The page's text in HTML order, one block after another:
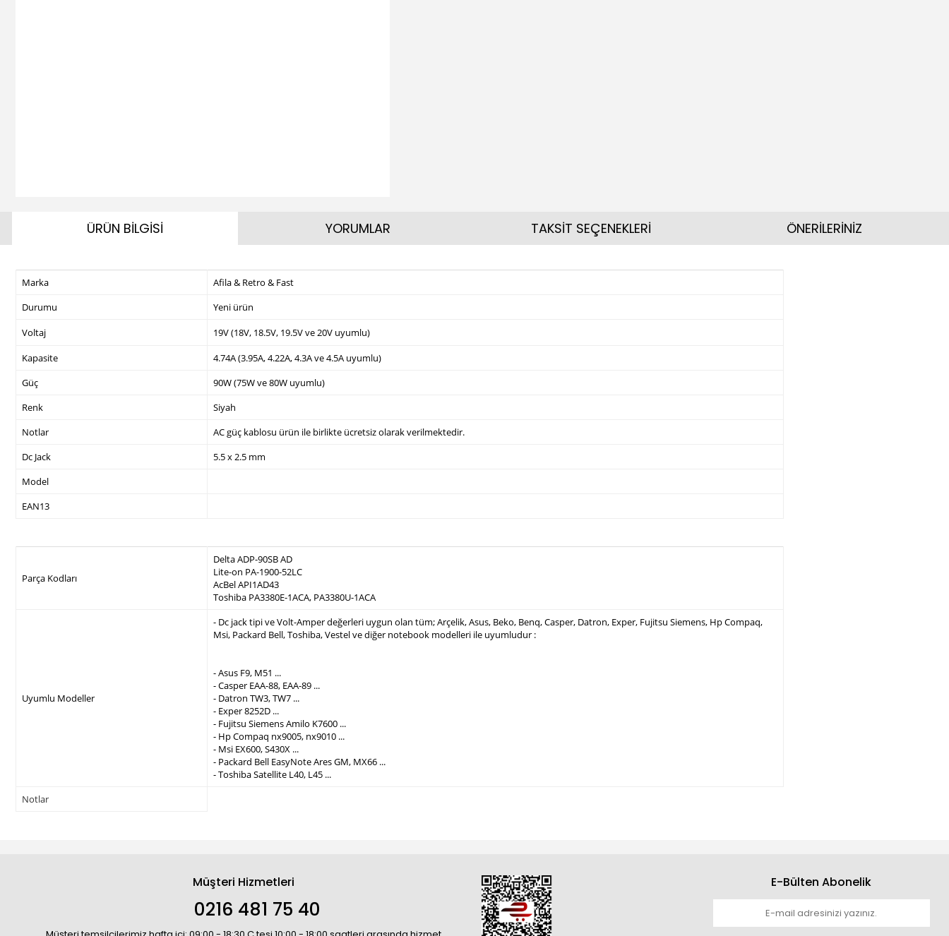
ÜRÜN BİLGİSİ
Marka
Afila & Retro & Fast
Durumu
Yeni ürün
Voltaj
19V (18V, 18.5V, 19.5V ve 20V uyumlu)
Kapasite
4.74A (3.95A, 4.22A, 4.3A ve 4.5A uyumlu)
Güç
90W (75W ve 80W uyumlu)
Renk
Siyah
Notlar
AC güç kablosu ürün ile birlikte ücretsiz olarak verilmektedir.
Dc Jack
5.5 x 2.5 mm
Model
EAN13
Parça Kodları
Delta ADP-90SB AD
Lite-on PA-1900-52LC
AcBel API1AD43
Toshiba PA3380E-1ACA, PA3380U-1ACA
Uyumlu Modeller
- Dc jack tipi ve Volt-Amper değerleri uygun olan tüm; Arçelik, Asus, Beko, Benq, Casper, Datron, Exper, Fujitsu Siemens, Hp Compaq,
Msi, Packard Bell, Toshiba, Vestel ve diğer notebook modelleri ile uyumludur :
- Asus F9, M51 ...
- Casper EAA-88, EAA-89 ...
- Datron TW3, TW7 ...
- Exper 8252D ...
- Fujitsu Siemens Amilo K7600 ...
- Hp Compaq nx9005, nx9010 ...
- Msi EX600, S430X ...
- Packard Bell EasyNote Ares GM, MX66 ...
- Toshiba Satellite L40, L45 ...
Notlar
YORUMLAR TAKSİT SEÇENEKLERİ ÖNERİLERİNİZ
Müşteri Hizmetleri
0216 481 75 40
E-Bülten Abonelik